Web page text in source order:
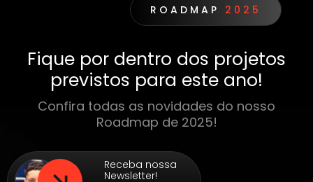
ROADMAP 2025
Fique por dentro dos projetos
previstos para este ano!
Confira todas as novidades do nosso
Roadmap de 2025!
Receba nossa
Newsletter!